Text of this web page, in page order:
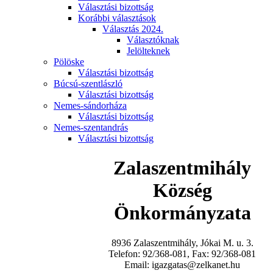
Választási bizottság
Korábbi választások
Választás 2024.
Választóknak
Jelölteknek
Pölöske
Választási bizottság
Búcsú-szentlászló
Választási bizottság
Nemes-sándorháza
Választási bizottság
Nemes-szentandrás
Választási bizottság
Zalaszentmihály
Község
Önkormányzata
8936 Zalaszentmihály, Jókai M. u. 3.
Telefon: 92/368-081, Fax: 92/368-081
Email: igazgatas@zelkanet.hu